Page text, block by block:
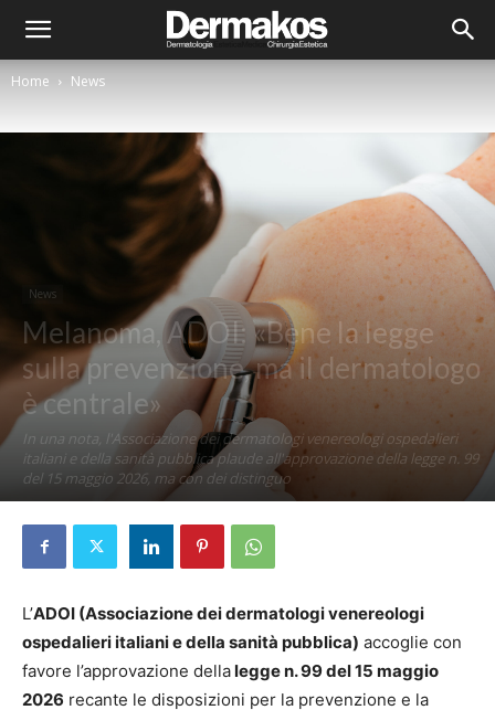
Home News
News
Melanoma, ADOI: «Bene la legge
sulla prevenzione, ma il dermatologo
è centrale»
In una nota, l'Associazione dei dermatologi venereologi ospedalieri
italiani e della sanità pubblica plaude all'approvazione della legge n. 99
del 15 maggio 2026, ma con dei distinguo
L’ADOI (Associazione dei dermatologi venereologi
ospedalieri italiani e della sanità pubblica) accoglie con
favore l’approvazione dellalegge n. 99 del 15 maggio
2026 recante le disposizioni per la prevenzione e la